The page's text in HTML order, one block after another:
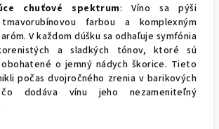
chuťové spektrum: Víno sa pýši
farbou a komplexným
V každom dúšku sa odhaľuje symfónia
a sladkých tónov, ktoré sú
o jemný nádych škorice. Tieto
počas dvojročného zrenia v barikových
dodáva vínu jeho nezameniteľný